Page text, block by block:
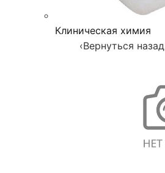
Клиническая химия
‹Вернуться назад